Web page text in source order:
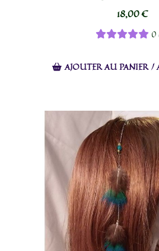
18,00€
0
AJOUTER AU PANIER /